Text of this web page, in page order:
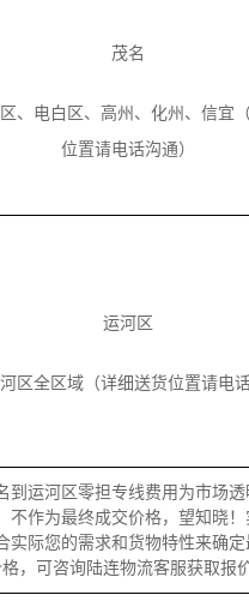
茂名
电白区、高州、化州、信宜
位置请电话沟通）
运河区
全区域（详细送货位置请电话
到运河区零担专线费用为市场透
不作为最终成交价格，望知晓！
实际您的需求和货物特性来确
，可咨询陆连物流客服获取报价